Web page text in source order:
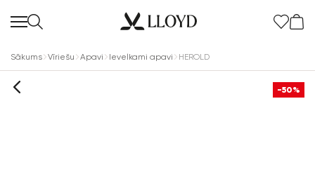
Sākums Vīriešu Apavi Ievelkami apavi HEROLD
-50%